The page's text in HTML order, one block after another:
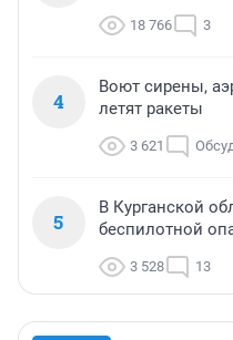
18 766 3
4
Воют сирены,
летят ракеты
3 621
5
В Курганской
беспилотной
3 528 13